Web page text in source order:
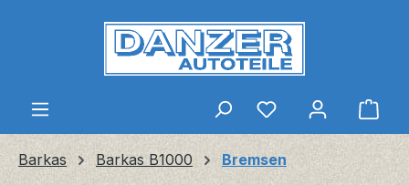
Zum Hauptinhalt springen
Barkas Barkas B1000 Bremsen